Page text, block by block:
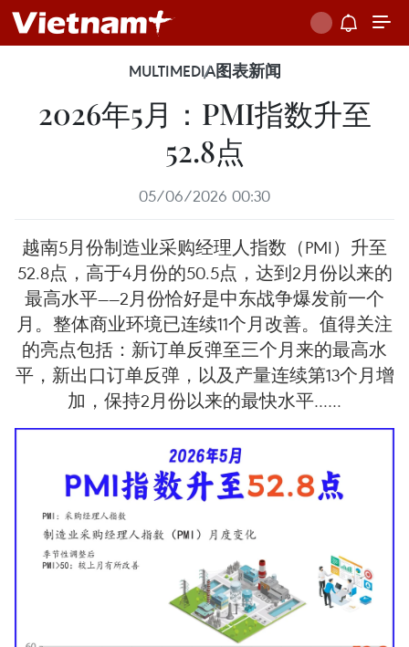
MULTIMEDIA图表新闻
2026年5月：PMI指数升至
52.8点
05/06/2026 00:30
越南5月份制造业采购经理人指数（PMI）升至
52.8点，高于4月份的50.5点，达到2月份以来的
最高水平——2月份恰好是中东战争爆发前一个
月。整体商业环境已连续11个月改善。值得关注
的亮点包括：新订单反弹至三个月来的最高水
平，新出口订单反弹，以及产量连续第13个月增
加，保持2月份以来的最快水平……